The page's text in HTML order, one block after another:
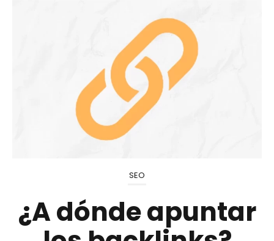
SEO
¿A dónde apuntar